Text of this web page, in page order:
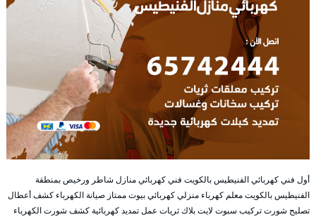
أول فني كهربائي الفنيطيس بالكويت فني كهربائي منازل شاطر ورخيص بمنطقة
الفنيطيس بالكويت معلم كهرباء منزلي كهربائي بيوت ممتاز صيانة الكهرباء كشف أعطال
تصليح شورت تركيب سبوت لايت بلاك ثريات عمل تمديد كهربائية كشف شورت الكهرباء